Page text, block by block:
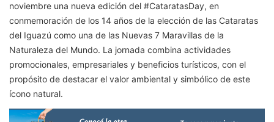
noviembre una nueva edición del #CataratasDay, en
conmemoración de los 14 años de la elección de las Cataratas
del Iguazú como una de las Nuevas 7 Maravillas de la
Naturaleza del Mundo. La jornada combina actividades
promocionales, empresariales y beneficios turísticos, con el
propósito de destacar el valor ambiental y simbólico de este
ícono natural.